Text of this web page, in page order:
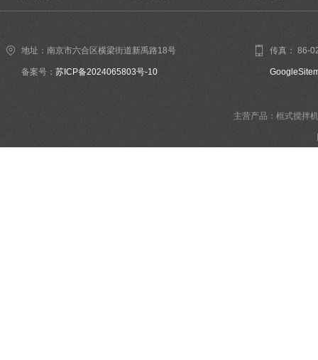
地址：南京市六合区横梁街道新禹路18号
备案号： 苏ICP备2024065803号-10
传真： 86-
主营产品：框式搅拌